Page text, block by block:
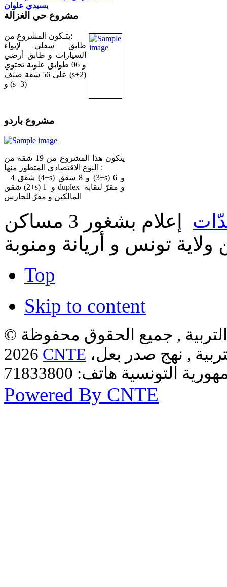
بسيدي علوان
مشروع حي الغزالة
يتـكون المشروع من:
طابق سفلي لإيواء
السيارات و طابق أرضي
و 06 طوابق علوية تحتوي
على 56 شقة صنف (s+2)
و (s+3)
مشروع باردو
يتكون هذا المشروع من 19 شقة من
النوع الاقتصادي المتطور منها :
4 شقق (4+s) و 8 شقق (3+s) و 6
شقق (2+s) و 1 duplex و مقرّ لنقابة
المالكين و مقرّ للحارس
إعلام بشغور 3 مساكن
تونس و أريانة ومنوبة
Top
Skip to content
, جميع الحقوق محفوظة ©
CNTE , نهج صدر بعل،
Powered By CNTE